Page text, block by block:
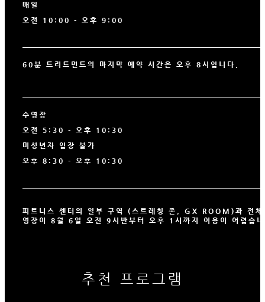
매일
오전 10:00 - 오후 9:00
60분 트리트먼트의 마지막 예약 시간은 오후 8시입니다.
수영장
오전 5:30 - 오후 10:30
미성년자 입장 불가
오후 8:30 - 오후 10:30
피트니스 센터의 일부 구역 (스트레칭 존, GX ROOM)과 전
영장이 8월 6일 오전 9시반부터 오후 1시까지 이용이 어렵습
추천 프로그램